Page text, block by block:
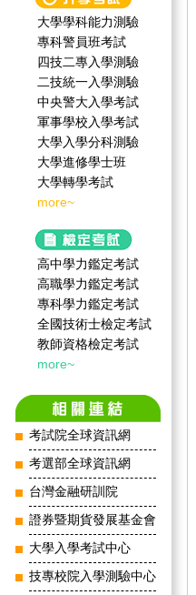
大學學科能力測驗
專科警員班考試
四技二專入學測驗
二技統一入學測驗
中央警大入學考試
軍事學校入學考試
大學入學分科測驗
大學進修學士班
大學轉學考試
more~
高中學力鑑定考試
高職學力鑑定考試
專科學力鑑定考試
全國技術士檢定考試
教師資格檢定考試
more~
考試院全球資訊網
考選部全球資訊網
台灣金融研訓院
證券暨期貨發展基金會
大學入學考試中心
技專校院入學測驗中心